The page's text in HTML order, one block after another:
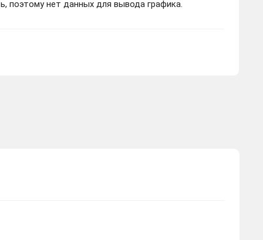
поэтому нет данных для вывода графика.